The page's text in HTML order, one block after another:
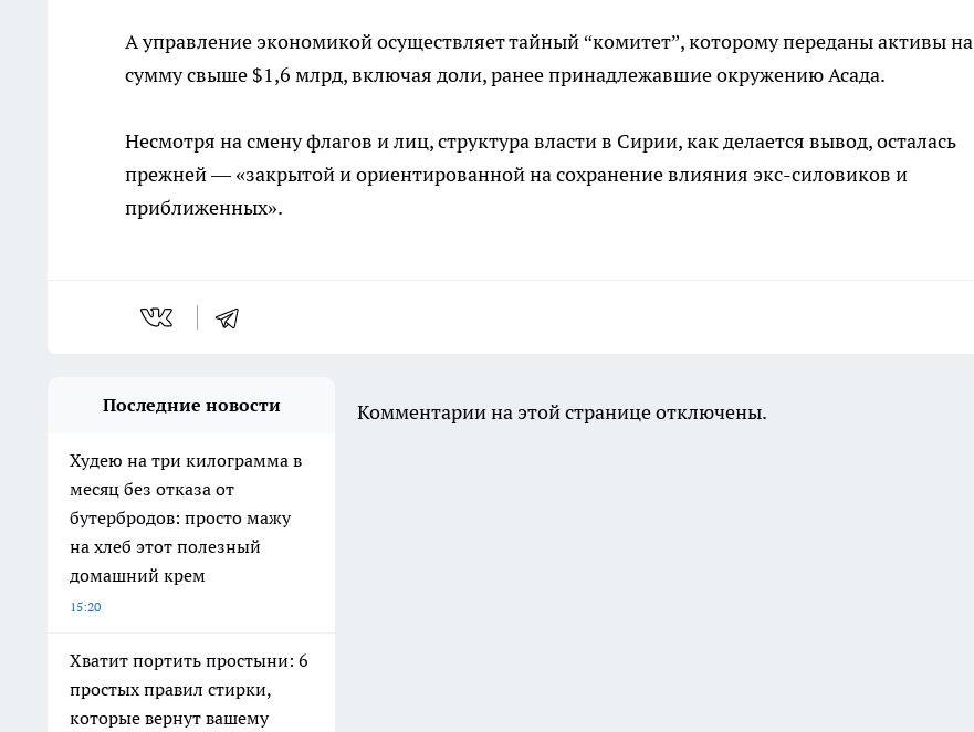
А управление экономикой осуществляет тайный “комитет”, которому переданы активы на
сумму свыше $1,6 млрд, включая доли, ранее принадлежавшие окружению Асада.
Несмотря на смену флагов и лиц, структура власти в Сирии, как делается вывод, осталась
прежней — «закрытой и ориентированной на сохранение влияния экс-силовиков и
приближенных».
Последние новости
Худею на три килограмма в
месяц без отказа от
бутербродов: просто мажу
на хлеб этот полезный
домашний крем
15:20
Хватит портить простыни: 6
простых правил стирки,
которые вернут вашему
Комментарии на этой странице отключены.